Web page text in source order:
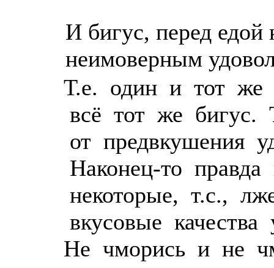
И бигус, перед едой
неимоверным
Т.е. один и тот же
всё тот же бигус.
от предвкушения
Наконец-то
некоторые, т.с.,
вкусовые
Не чморись и не